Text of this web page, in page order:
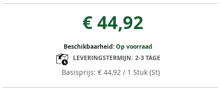
€ 44,92
€ 44,92/ 1 Stuk (St)
Beschikbaarheid:Op voorraad
LEVERINGSTERMIJN: 2-3 TAGE